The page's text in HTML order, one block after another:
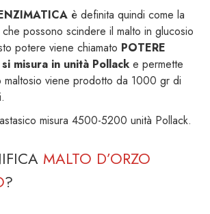
è definita quindi come la
possono scindere il malto in glucosio
potere viene chiamato POTERE
si misura in unità Pollack e permette
maltosio viene prodotto da 1000 gr di
misura 4500-5200 unità Pollack.
MALTO D’ORZO
?